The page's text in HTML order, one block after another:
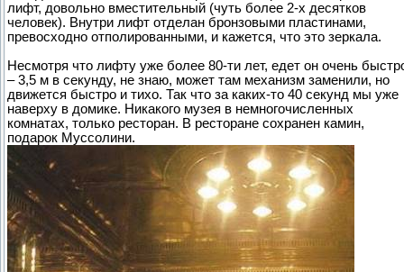
лифт, довольно вместительный (чуть более 2-х десятков
человек). Внутри лифт отделан бронзовыми пластинами,
превосходно отполированными, и кажется, что это зеркала.
Несмотря что лифту уже более 80-ти лет, едет он очень
– 3,5 м в секунду, не знаю, может там механизм заменили, но
движется быстро и тихо. Так что за каких-то 40 секунд мы уже
наверху в домике. Никакого музея в немногочисленных
комнатах, только ресторан. В ресторане сохранен камин,
подарок Муссолини.